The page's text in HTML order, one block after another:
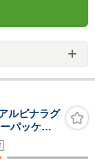
ルピナラグ
パッケー
ト シー
ポットモ